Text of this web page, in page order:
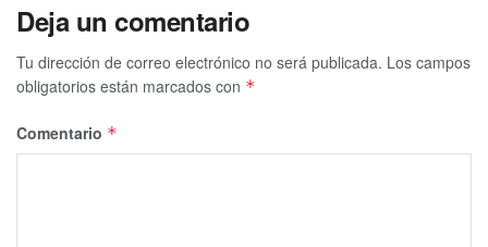
Deja un comentario
Tu dirección de correo electrónico no será publicada. Los campos
obligatorios están marcados con *
Comentario *